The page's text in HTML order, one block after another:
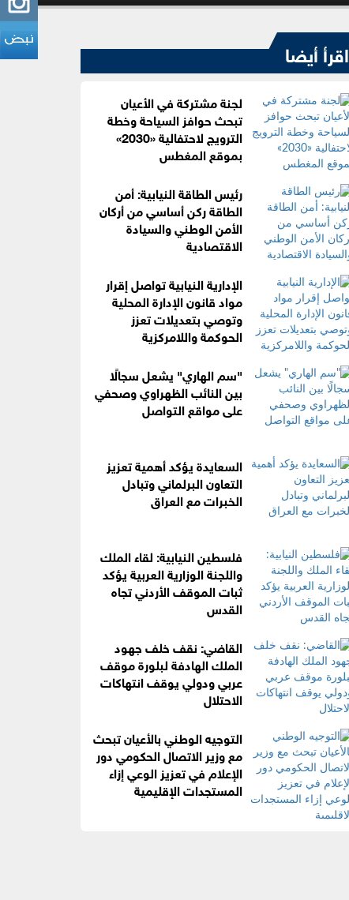
اقرأ أيضا
لجنة مشتركة في الأعيان
تبحث حوافز السياحة وخطة
الترويج لاحتفالية «2030»
بموقع المغطس
رئيس الطاقة النيابية: أمن
الطاقة ركن أساسي من أركان
الأمن الوطني والسيادة
الاقتصادية
الإدارية النيابية تواصل إقرار
مواد قانون الإدارة المحلية
وتوصي بتعديلات تعزز
الحوكمة واللامركزية
"سم الهاري" يشعل سجالًا
بين النائب الظهراوي وصحفي
على مواقع التواصل
السعايدة يؤكد أهمية تعزيز
التعاون البرلماني وتبادل
الخبرات مع العراق
فلسطين النيابية: لقاء الملك
واللجنة الوزارية العربية يؤكد
ثبات الموقف الأردني تجاه
القدس
القاضي: نقف خلف جهود
الملك الهادفة لبلورة موقف
عربي ودولي يوقف انتهاكات
الاحتلال
التوجيه الوطني بالأعيان تبحث
مع وزير الاتصال الحكومي دور
الإعلام في تعزيز الوعي إزاء
المستجدات الإقليمية